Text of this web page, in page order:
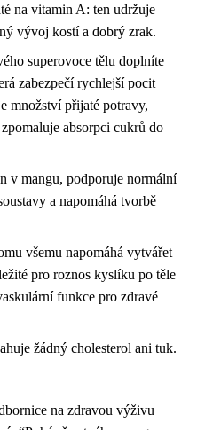
na vitamin A: ten udržuje
vývoj kostí a dobrý zrak.
superovoce tělu doplníte
zabezpečí rychlejší pocit
množství přijaté potravy,
absorpci cukrů do
v mangu, podporuje normální
a napomáhá tvorbě
všemu napomáhá vytvářet
pro roznos kyslíku po těle
funkce pro zdravé
žádný cholesterol ani tuk.
na zdravou výživu